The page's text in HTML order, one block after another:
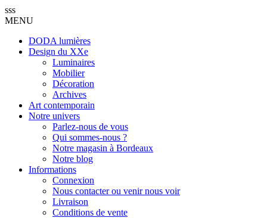
sss
MENU
DODA lumières
Design du XXe
Luminaires
Mobilier
Décoration
Archives
Art contemporain
Notre univers
Parlez-nous de vous
Qui sommes-nous ?
Notre magasin à Bordeaux
Notre blog
Informations
Connexion
Nous contacter ou venir nous voir
Livraison
Conditions de vente